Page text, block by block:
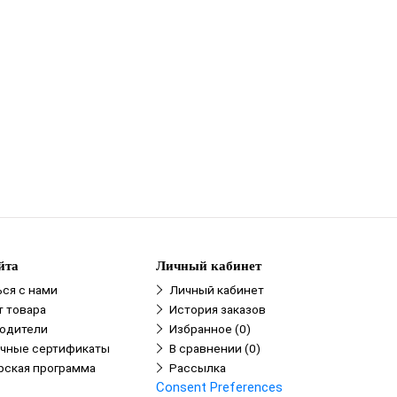
с нами
товара
сертификаты
программа
Личный кабинет
Личный кабинет
История заказов
Избранное (0)
В сравнении (0)
Рассылка
Consent Preferences